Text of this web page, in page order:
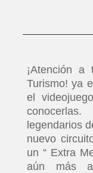
¡Atención
Turismo! ya
el
legendarios
nuevo
un “ Extra
aún más